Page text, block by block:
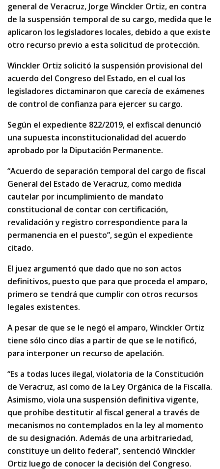
general de Veracruz, Jorge Winckler Ortiz, en contra
de la suspensión temporal de su cargo, medida que le
aplicaron los legisladores locales, debido a que existe
otro recurso previo a esta solicitud de protección.
Winckler Ortiz solicitó la suspensión provisional del
acuerdo del Congreso del Estado, en el cual los
legisladores dictaminaron que carecía de exámenes
de control de confianza para ejercer su cargo.
Según el expediente 822/2019, el exfiscal denunció
una supuesta inconstitucionalidad del acuerdo
aprobado por la Diputación Permanente.
“Acuerdo de separación temporal del cargo de fiscal
General del Estado de Veracruz, como medida
cautelar por incumplimiento de mandato
constitucional de contar con certificación,
revalidación y registro correspondiente para la
permanencia en el puesto”, según el expediente
citado.
El juez argumentó que dado que no son actos
definitivos, puesto que para que proceda el amparo,
primero se tendrá que cumplir con otros recursos
legales existentes.
A pesar de que se le negó el amparo, Winckler Ortiz
tiene sólo cinco días a partir de que se le notificó,
para interponer un recurso de apelación.
“Es a todas luces ilegal, violatoria de la Constitución
de Veracruz, así como de la Ley Orgánica de la Fiscalía.
Asimismo, viola una suspensión definitiva vigente,
que prohíbe destitutir al fiscal general a través de
mecanismos no contemplados en la ley al momento
de su designación. Además de una arbitrariedad,
constituye un delito federal”, sentenció Winckler
Ortiz luego de conocer la decisión del Congreso.